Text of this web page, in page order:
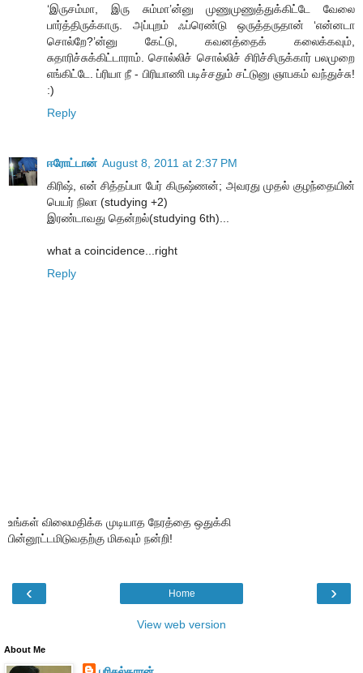
‘இருசம்மா, இரு சும்மா’ன்னு முணுமுணுத்துக்கிட்டே வேலை
பார்த்திருக்காரு. அப்புறம் ஃப்ரெண்டு ஒருத்தருதான் ‘என்னடா
சொல்றே?’ன்னு கேட்டு, கவனத்தைக் கலைக்கவும்,
சுதாரிச்சுக்கிட்டாராம். சொல்லிச் சொல்லிச் சிரிச்சிருக்கார் பலமுறை
எங்கிட்டே. ப்ரியா நீ - பிரியாணி படிச்சதும் சட்டுனு ஞாபகம் வந்துச்சு!
:)
Reply
ஈரோட்டான் August 8, 2011 at 2:37 PM
கிரிஷ், என் சித்தப்பா பேர் கிருஷ்ணன்; அவரது முதல் குழந்தையின்
பெயர் நிலா (studying +2)
இரண்டாவது தென்றல்(studying 6th)...
what a coincidence...right
Reply
உங்கள் விலைமதிக்க முடியாத நேரத்தை ஒதுக்கி
பின்னூட்டமிடுவதற்கு மிகவும் நன்றி!
‹ ›
Home
View web version
About Me